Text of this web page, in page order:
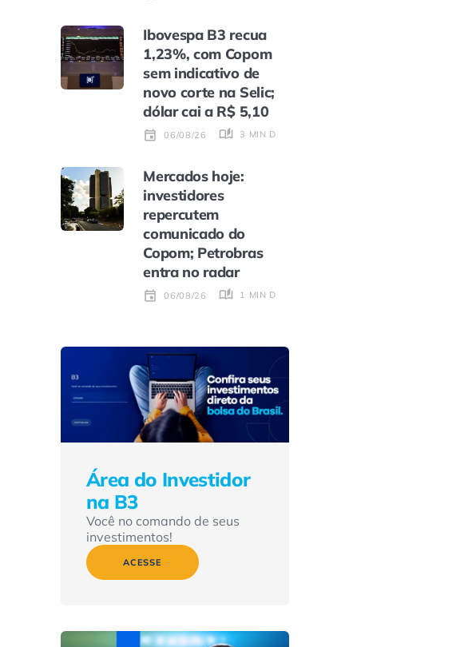
Ibovespa B3 recua
1,23%, com Copom
sem indicativo de
novo corte na Selic;
dólar cai a R$ 5,10
06/08/26 3 MIN DE LEITURA
Mercados hoje:
investidores
repercutem
comunicado do
Copom; Petrobras
entra no radar
06/08/26 1 MIN DE LEITURA
Área do Investidor
na B3
Você no comando de seus
investimentos!
ACESSE